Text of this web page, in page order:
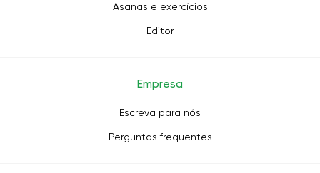
Asanas e exercícios
Editor
Empresa
Escreva para nós
Perguntas frequentes